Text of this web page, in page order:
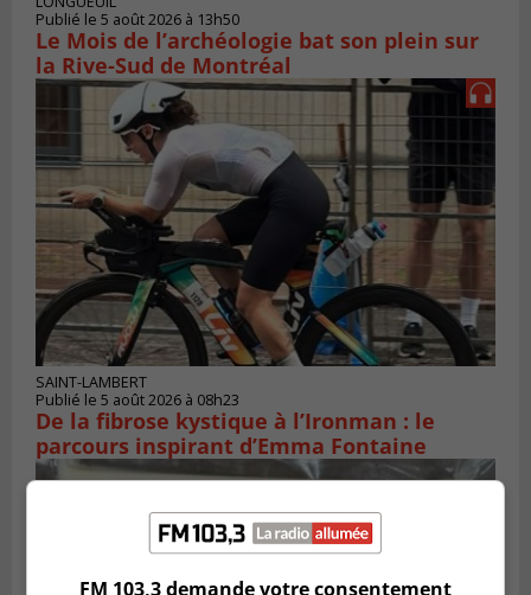
Publié le 5 août 2026 à 13h50
Le Mois de l’archéologie bat son plein sur
la Rive-Sud de Montréal
SAINT-LAMBERT
Publié le 5 août 2026 à 08h23
De la fibrose kystique à l’Ironman : le
parcours inspirant d’Emma Fontaine
FM 103,3 demande votre consentement